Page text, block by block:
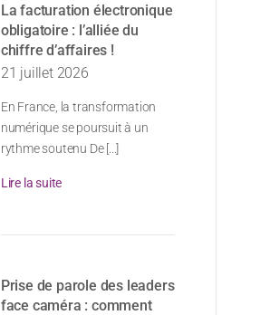
La facturation électronique
obligatoire : l’alliée du
chiffre d’affaires !
21 juillet 2026
En France, la transformation
numérique se poursuit à un
rythme soutenu De [...]
Lire la suite
Prise de parole des leaders
face caméra : comment